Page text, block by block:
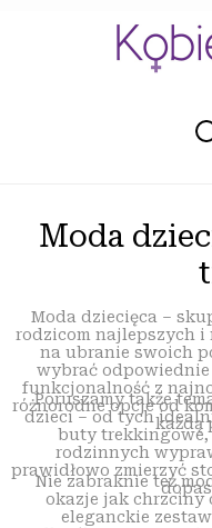
Moda
Moda dziecięca –
rodzicom najlepszych i
na ubranie swoich
wybrać odpowiednie
funkcjonalność z
różnorodne opcje od
każdą
Poruszamy także
dzieci – od tych
buty trekkingowe,
rodzinnych
prawidłowo zmierzyć
Nie zabraknie też
okazje jak chrzciny
eleganckie